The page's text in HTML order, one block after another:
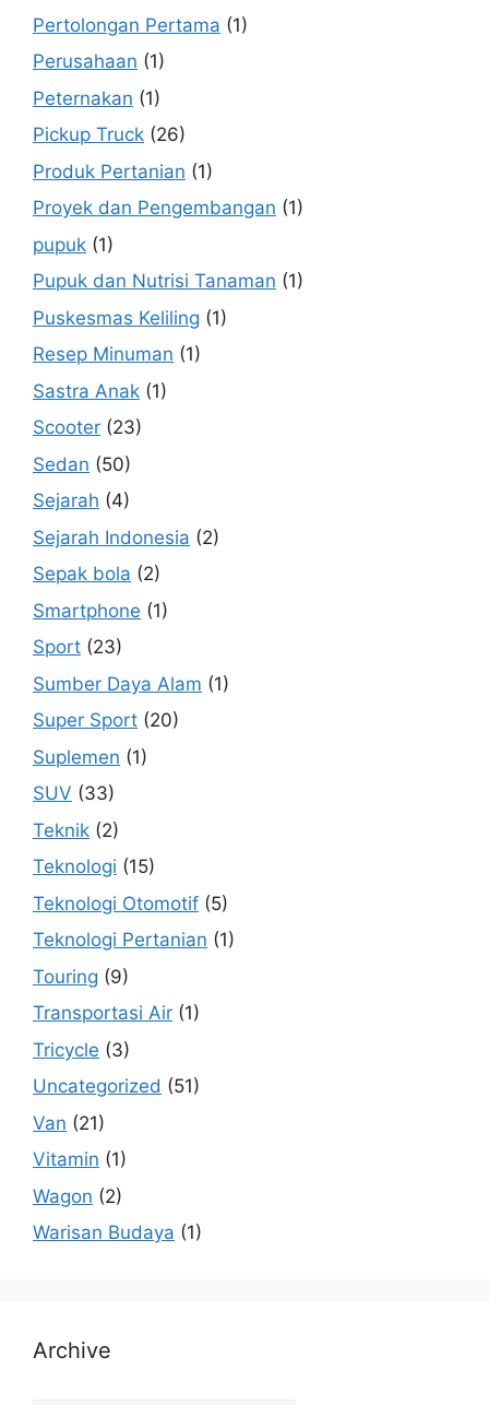
Pertolongan Pertama (1)
Perusahaan (1)
Peternakan (1)
Pickup Truck (26)
Produk Pertanian (1)
Proyek dan Pengembangan (1)
pupuk (1)
Pupuk dan Nutrisi Tanaman (1)
Puskesmas Keliling (1)
Resep Minuman (1)
Sastra Anak (1)
Scooter (23)
Sedan (50)
Sejarah (4)
Sejarah Indonesia (2)
Sepak bola (2)
Smartphone (1)
Sport (23)
Sumber Daya Alam (1)
Super Sport (20)
Suplemen (1)
SUV (33)
Teknik (2)
Teknologi (15)
Teknologi Otomotif (5)
Teknologi Pertanian (1)
Touring (9)
Transportasi Air (1)
Tricycle (3)
Uncategorized (51)
Van (21)
Vitamin (1)
Wagon (2)
Warisan Budaya (1)
Archive